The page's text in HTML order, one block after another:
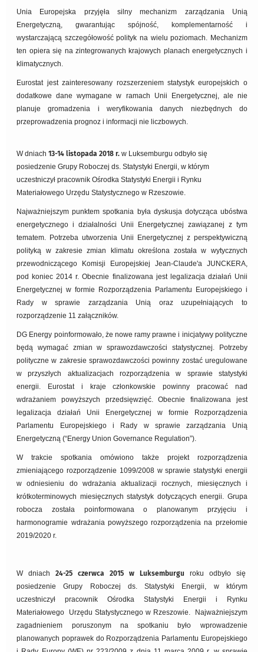
Unia Europejska przyjęła silny mechanizm zarządzania Unią
Energetyczną, gwarantując spójność, komplementarność i
wystarczającą szczegółowość polityk na wielu poziomach. Mechanizm
ten opiera się na zintegrowanych krajowych planach energetycznych i
klimatycznych.
Eurostat jest zainteresowany rozszerzeniem statystyk europejskich o
dodatkowe dane wymagane w ramach Unii Energetycznej, ale nie
planuje gromadzenia i weryfikowania danych niezbędnych do
przeprowadzenia prognoz i informacji nie liczbowych.
W dniach13-14 listopada 2018 r. w Luksemburgu odbyło się
posiedzenie Grupy Roboczej ds. Statystyki Energii, w którym
uczestniczył pracownik Ośrodka Statystyki Energii i Rynku
Materiałowego Urzędu Statystycznego w Rzeszowie.
Najważniejszym punktem spotkania była dyskusja dotycząca ubóstwa
energetycznego i działalności Unii Energetycznej zawiązanej z tym
tematem. Potrzeba utworzenia Unii Energetycznej z perspektywiczną
polityką w zakresie zmian klimatu określona została w wytycznych
przewodniczącego Komisji Europejskiej Jean-Claude'a JUNCKERA,
pod koniec 2014 r. Obecnie finalizowana jest legalizacja działań Unii
Energetycznej w formie Rozporządzenia Parlamentu Europejskiego i
Rady w sprawie zarządzania Unią oraz uzupełniających to
rozporządzenie 11 załączników.
DG Energy poinformowało, że nowe ramy prawne i inicjatywy polityczne
będą wymagać zmian w sprawozdawczości statystycznej. Potrzeby
polityczne w zakresie sprawozdawczości powinny zostać uregulowane
w przyszłych aktualizacjach rozporządzenia w sprawie statystyki
energii. Eurostat i kraje członkowskie powinny pracować nad
wdrażaniem powyższych przedsięwzięć. Obecnie finalizowana jest
legalizacja działań Unii Energetycznej w formie Rozporządzenia
Parlamentu Europejskiego i Rady w sprawie zarządzania Unią
Energetyczną (“Energy Union Governance Regulation”).
W trakcie spotkania omówiono także projekt rozporządzenia
zmieniającego rozporządzenie 1099/2008 w sprawie statystyki energii
w odniesieniu do wdrażania aktualizacji rocznych, miesięcznych i
krótkoterminowych miesięcznych statystyk dotyczących energii. Grupa
robocza została poinformowana o planowanym przyjęciu i
harmonogramie wdrażania powyższego rozporządzenia na przełomie
2019/2020 r.
W dniach24-25 czerwca 2015 w Luksemburgu roku odbyło się
posiedzenie Grupy Roboczej ds. Statystyki Energii, w którym
uczestniczył pracownik Ośrodka Statystyki Energii i Rynku
Materiałowego Urzędu Statystycznego w Rzeszowie. Najważniejszym
zagadnieniem poruszonym na spotkaniu było wprowadzenie
planowanych poprawek do Rozporządzenia Parlamentu Europejskiego